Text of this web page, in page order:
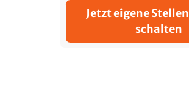
Jetzt eigene
schalten